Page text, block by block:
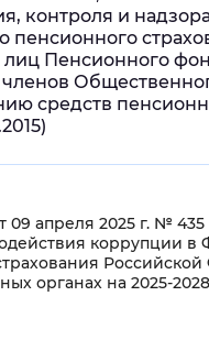
контроля и
пенсионного
Пенсионного
средств
09 апреля 2025 г. №
коррупции в
органах на 2025-